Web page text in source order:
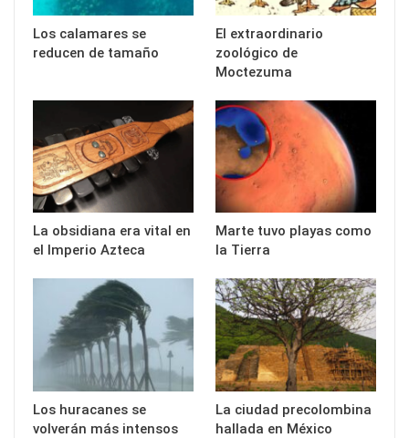
Los calamares se
reducen de tamaño
El extraordinario
zoológico de
Moctezuma
La obsidiana era vital en
el Imperio Azteca
Marte tuvo playas como
la Tierra
Los huracanes se
volverán más intensos
La ciudad precolombina
hallada en México